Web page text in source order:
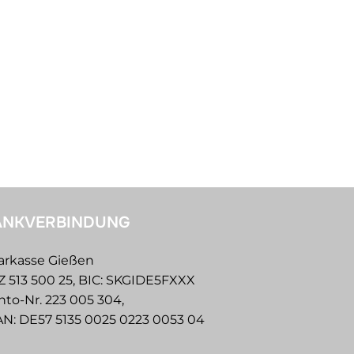
Gießen
513 500 25, BIC: SKGIDE5FXXX
Nr. 223 005 304,
DE57 5135 0025 0223 0053 04